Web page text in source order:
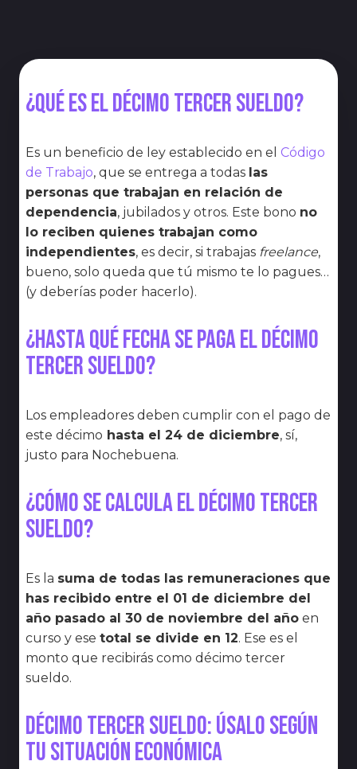
¿Qué es el décimo tercer sueldo?
Es un beneficio de ley establecido en el Código
de Trabajo, que se entrega a todas las
personas que trabajan en relación de
dependencia, jubilados y otros. Este bono no
lo reciben quienes trabajan como
independientes, es decir, si trabajas freelance,
bueno, solo queda que tú mismo te lo pagues…
(y deberías poder hacerlo).
¿Hasta qué fecha se paga el décimo
tercer sueldo?
Los empleadores deben cumplir con el pago de
este décimo hasta el 24 de diciembre, sí,
justo para Nochebuena.
¿Cómo se calcula el décimo tercer
sueldo?
Es la suma de todas las remuneraciones que
has recibido entre el 01 de diciembre del
año pasado al 30 de noviembre del año en
curso y ese total se divide en 12. Ese es el
monto que recibirás como décimo tercer
sueldo.
Décimo tercer sueldo: úsalo según
tu situación económica